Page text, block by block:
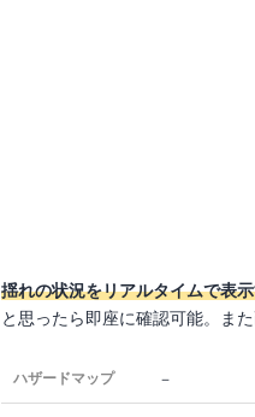
揺れの状況をリアルタイムで表
と思ったら即座に確認可能。ま
ハザードマップ －